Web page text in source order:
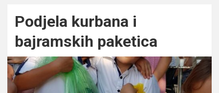
Podjela kurbana i
bajramskih paketica